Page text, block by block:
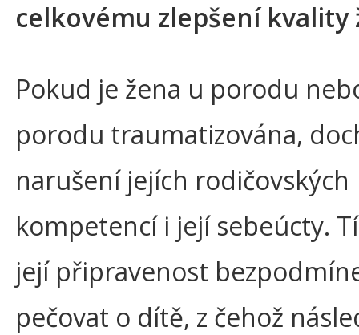
celkovému zlepšení kvality
Pokud je žena u porodu
porodu traumatizována,
narušení jejích rodičovských
kompetencí i její sebeúcty.
její připravenost
pečovat o dítě, z čehož